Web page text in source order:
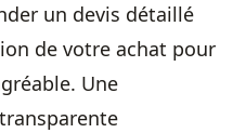
un devis détaillé
de votre achat pour
Une